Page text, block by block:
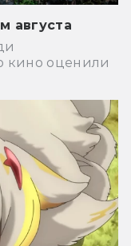
августа
кино оценили